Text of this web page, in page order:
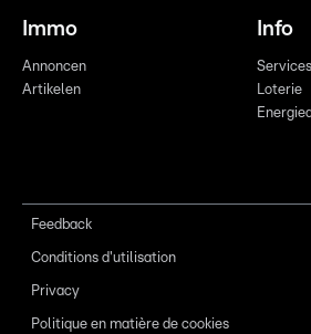
Immo
Annoncen
Artikelen
Info
Loterie
Feedback
Conditions d'utilisation
Privacy
Politique en matière de cookies